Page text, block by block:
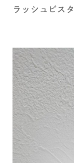
ラッシュビス